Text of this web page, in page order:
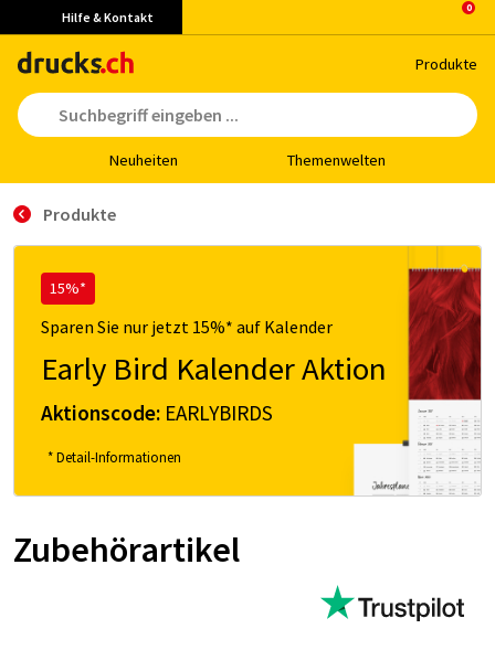
Hilfe & Kontakt
Pro­duk­te
Neu­hei­ten The­men­wel­ten
Produkte
15%*
Sparen Sie nur jetzt 15%* auf Kalender
Early Bird Kalender Aktion
Aktionscode: EARLYBIRDS
* Detail-Informationen
Zubehörartikel